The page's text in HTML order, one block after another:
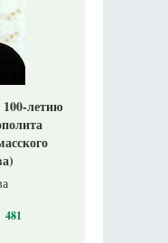
летию
481